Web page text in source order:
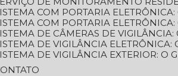
SISTEMA COM PORTARIA
SISTEMA COM PORTARIA
SISTEMA DE CÂMERAS DE
SISTEMA DE VIGILÂNCIA
SISTEMA DE VIGILÂNCIA EXTERIOR:
CONTATO